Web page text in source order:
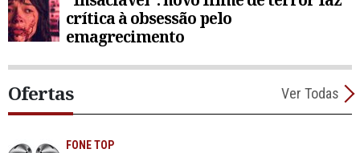
crítica à obsessão pelo
emagrecimento
Ofertas Ver Todas
FONE TOP